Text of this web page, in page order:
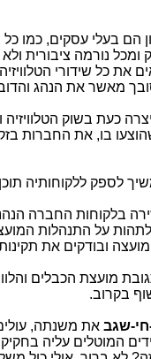
הם בעלי עסקים, כמו
ומכל נורמה ציבורית
את כל שידורי
מאשר את הנהג
כעת בשוק
בו, את החברות בזק
לספק ללקוחותיה
בלקוחות החברה
לתהות על התנהלות
ובודקים את
מועצת הכבלים
בקרוב.
חי-שגב